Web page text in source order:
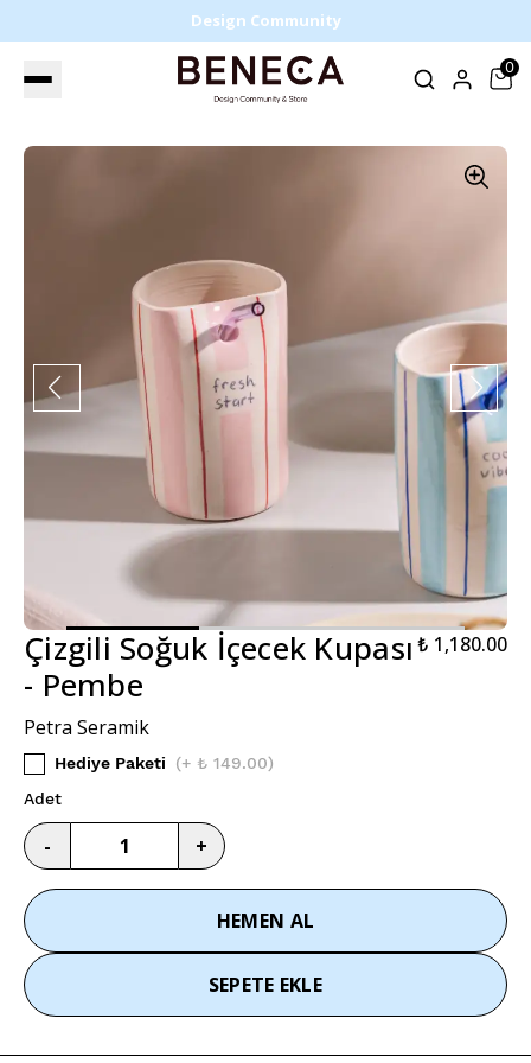
Design Community
0
Çizgili Soğuk İçecek Kupası
- Pembe
₺ 1,180.00
Petra Seramik
Hediye Paketi (+ ₺ 149.00)
Adet
- +
HEMEN AL
SEPETE EKLE